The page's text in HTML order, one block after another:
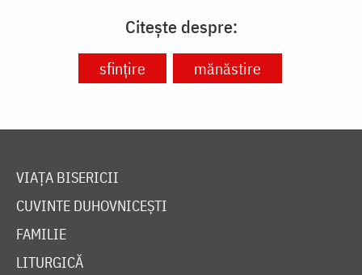
Citește despre:
sfinţire mănăstire
VIAȚA BISERICII
CUVINTE DUHOVNICEȘTI
FAMILIE
LITURGICĂ